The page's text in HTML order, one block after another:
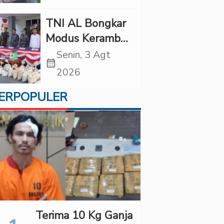
Tindakan Tegas
TNI AL Bongkar
Modus Keramba
Apung, 1,6 Ton
Pasir Timah
Diselundupkan
calendar_month
Senin, 3 Agt
2026
Terima 10 Kg Ganja